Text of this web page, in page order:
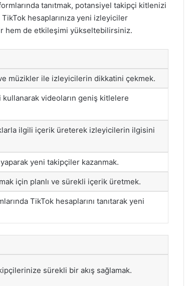
tanıtmak, potansiyel takipçi kitlenizi
hesaplarınıza yeni izleyiciler
hem de etkileşimi yükseltebilirsiniz.
müzikler ile izleyicilerin dikkatini çekmek.
videoların geniş kitlelere
ilgili içerik üreterek izleyicilerin ilgisini
yeni takipçiler kazanmak.
için planlı ve sürekli içerik üretmek.
TikTok hesaplarını tanıtarak yeni
sürekli bir akış sağlamak.